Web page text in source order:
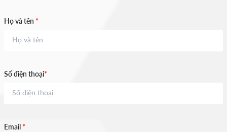
Họ và tên *
Số điện thoại*
Email *